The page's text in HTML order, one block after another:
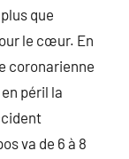
que
le cœur. En
coronarienne
péril la
va de 6 à 8